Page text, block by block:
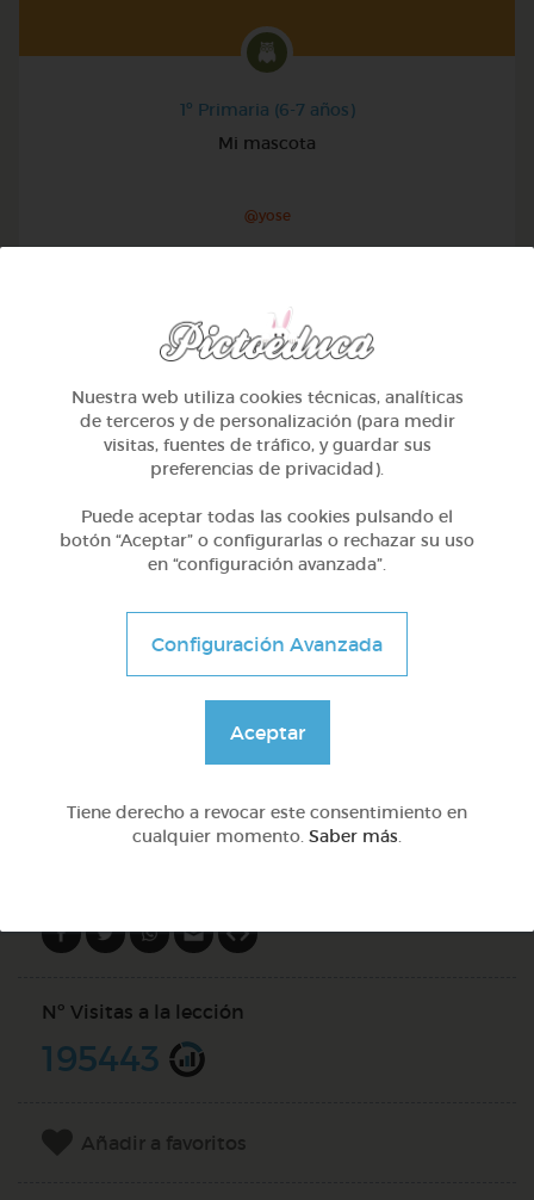
1º Primaria (6-7 años)
Mi mascota
@yose
1º Primaria (6-7 años)
Conociendo nuestro cuerpo
DOCS (4)
Nº Visitas a la lección
195443
Añadir a favoritos
Nuestra web utiliza cookies técnicas, analíticas
de terceros y de personalización (para medir
visitas, fuentes de tráfico, y guardar sus
preferencias de privacidad).
Puede aceptar todas las cookies pulsando el
botón “Aceptar” o configurarlas o rechazar su uso
en “configuración avanzada”.
Configuración Avanzada
Aceptar
Tiene derecho a revocar este consentimiento en
cualquier momento. Saber más.